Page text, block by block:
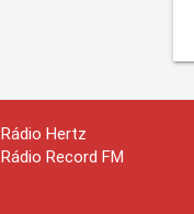
Rádio Hertz
Rádio Record FM